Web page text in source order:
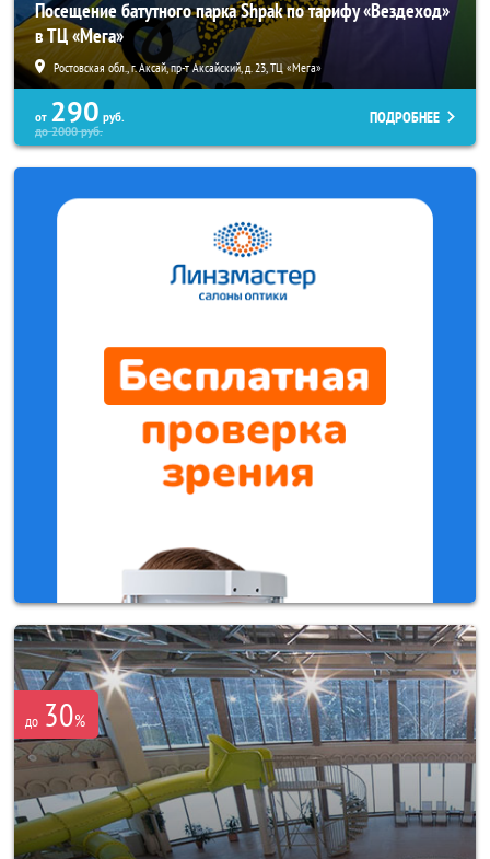
Посещение батутного парка Shpak по тарифу «Вездеход»
в ТЦ «Мега»
Ростовская обл., г. Аксай, пр-т Аксайский, д. 23, ТЦ «Мега»
от 290 руб.
до2000руб.
ПОДРОБНЕЕ
до 30%